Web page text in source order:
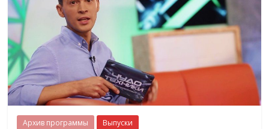
Архив программы Выпуски